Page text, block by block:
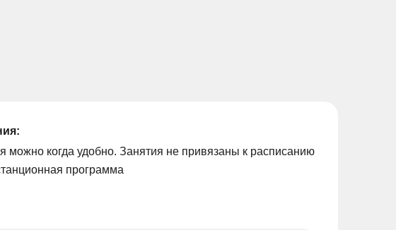
можно когда удобно. Занятия не привязаны к расписанию
программа